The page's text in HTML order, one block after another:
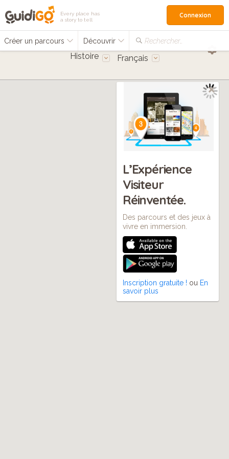
Every place has
a story to tell
Créer un parcours Découvrir Rechercher…
Connexion
Histoire Français
L’Expérience
Visiteur
Réinventée.
Des parcours et des jeux à
vivre en immersion.
Inscription gratuite ! ou En
savoir plus